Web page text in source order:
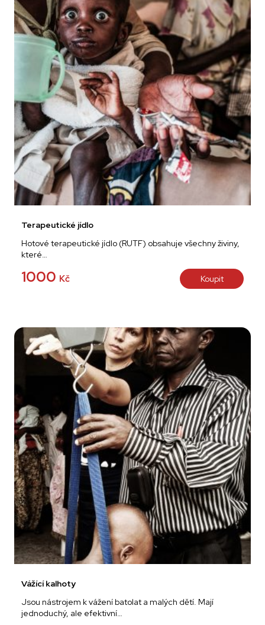
Terapeutické jídlo
1000 Kč
Hotové terapeutické jídlo (RUTF) obsahuje všechny živiny,
které…
Koupit
Vážící kalhoty
Jsou nástrojem k vážení batolat a malých dětí. Mají
jednoduchý, ale efektivní…